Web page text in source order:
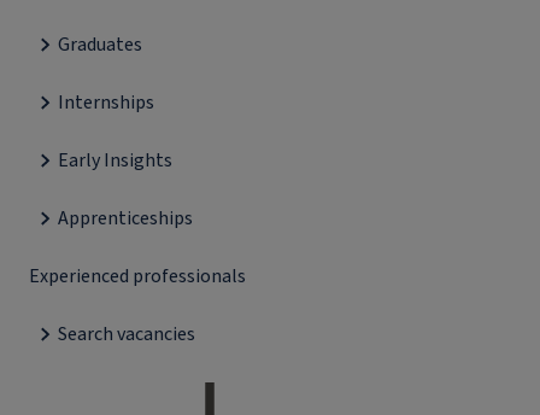
Graduates
Internships
Early Insights
Apprenticeships
Experienced professionals
Search vacancies